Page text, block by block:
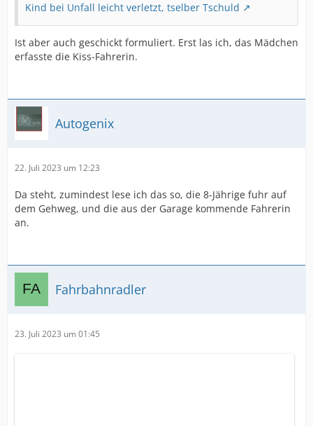
Kind bei Unfall leicht verletzt, tselber Tschuld
Ist aber auch geschickt formuliert. Erst las ich, das Mädchen
erfasste die Kiss-Fahrerin.
Autogenix
22. Juli 2023 um 12:23
Da steht, zumindest lese ich das so, die 8-Jährige fuhr auf
dem Gehweg, und die aus der Garage kommende Fahrerin
an.
Fahrbahnradler
23. Juli 2023 um 01:45